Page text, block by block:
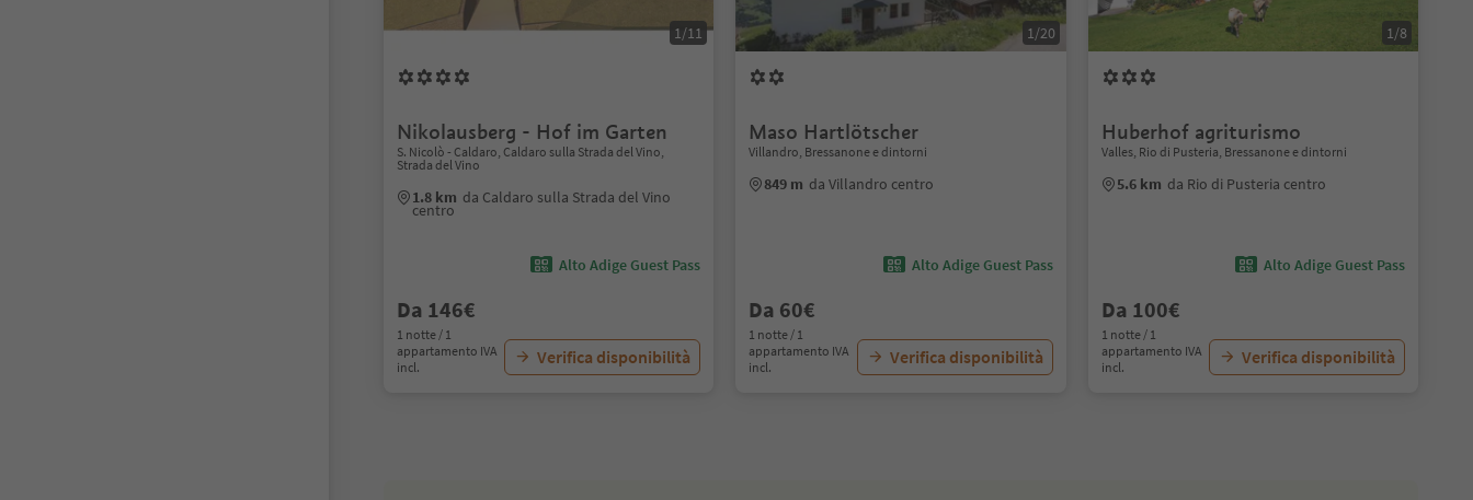
1/11
Nikolausberg - Hof im Garten
S. Nicolò - Caldaro, Caldaro sulla Strada del Vino,
Strada del Vino
1.8 km da Caldaro sulla Strada del Vino
centro
Alto Adige Guest Pass
Da 146€
1 notte / 1
appartamento IVA
incl.
Verifica disponibilità
1/20
Maso Hartlötscher
Villandro, Bressanone e dintorni
849 m da Villandro centro
Alto Adige Guest Pass
Da 60€
1 notte / 1
appartamento IVA
incl.
Verifica disponibilità
1/8
Huberhof agriturismo
Valles, Rio di Pusteria, Bressanone e dintorni
5.6 km da Rio di Pusteria centro
Alto Adige Guest Pass
Da 100€
1 notte / 1
appartamento IVA
incl.
Verifica disponibilità